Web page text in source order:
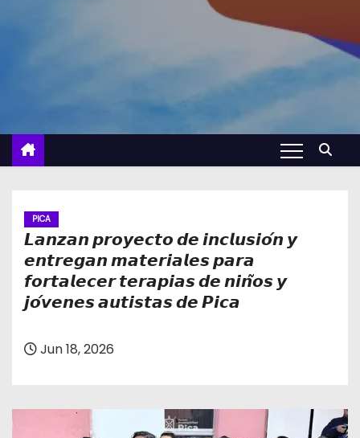
PICA
𝙇𝙖𝙣𝙯𝙖𝙣 𝙥𝙧𝙤𝙮𝙚𝙘𝙩𝙤 𝙙𝙚 𝙞𝙣𝙘𝙡𝙪𝙨𝙞𝙤́𝙣 𝙮
𝙚𝙣𝙩𝙧𝙚𝙜𝙖𝙣 𝙢𝙖𝙩𝙚𝙧𝙞𝙖𝙡𝙚𝙨 𝙥𝙖𝙧𝙖
𝙛𝙤𝙧𝙩𝙖𝙡𝙚𝙘𝙚𝙧 𝙩𝙚𝙧𝙖𝙥𝙞𝙖𝙨 𝙙𝙚 𝙣𝙞𝙣̃𝙤𝙨 𝙮
𝙟𝙤́𝙫𝙚𝙣𝙚𝙨 𝙖𝙪𝙩𝙞𝙨𝙩𝙖𝙨 𝙙𝙚 𝙋𝙞𝙘𝙖
Jun 18, 2026